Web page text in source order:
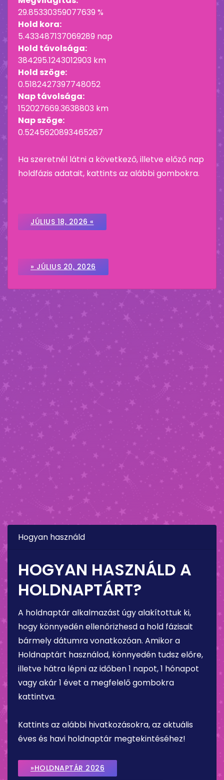
29.85330359077639 %
Hold kora:
5.433487137069289 nap
Hold távolsága:
384295.1243012903 km
Hold szöge:
0.5182427397748052
Nap távolsága:
152027669.3638803 km
Nap szöge:
0.5245620893465267
Ha szeretnél látni a következő, illetve előző nap
holdfázis adatait, kattints az alábbi gombokra.
JÚLIUS 18, 2026 «
» JÚLIUS 20, 2026
Hogyan használd
HOGYAN HASZNÁLD A
HOLDNAPTÁRT?
A holdnaptár alkalmazást úgy alakítottuk ki,
hogy könnyedén ellenőrizhesd a hold fázisait
bármely dátumra vonatkozóan. Amikor a
Holdnaptárt használod, könnyedén tudsz előre,
illetve hátra lépni az időben 1 napot, 1 hónapot
vagy akár 1 évet a megfelelő gombokra
kattintva.
Kattints az alábbi hivatkozásokra, az aktuális
éves és havi holdnaptár megtekintéséhez!
»HOLDNAPTÁR 2026